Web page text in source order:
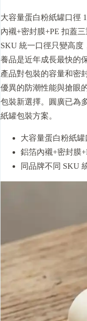
大容量蛋白粉紙罐口徑
內襯+密封膜+PE 扣蓋
SKU 統一口徑只變高
養品是近年成長最快的
產品對包裝的容量和密
優異的防潮性能與搶眼
包裝新選擇。圓廣已為
紙罐包裝方案。
大容量蛋白粉紙罐
鋁箔內襯+密封膜
同品牌不同 SKU